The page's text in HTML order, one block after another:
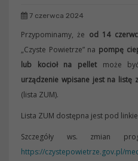
7 czerwca 2024
Przypominamy, że od 14
„Czyste Powietrze” na pompę
lub kocioł na pellet może
urządzenie wpisane jest na listę
(lista ZUM).
Lista ZUM dostępna jest pod
Szczegóły ws. zmian
https://czystepowietrze.gov.pl/